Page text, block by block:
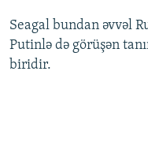
Seagal bundan əvvəl
Putinlə də görüşən
biridir.